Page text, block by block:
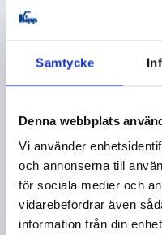
Samtycke
Denna webbplats
Vi använder
och annonserna till
för sociala medier och
vidarebefordrar även
information från din
RÄFFLAD KNAPP ST.0
SVARTGRÅ RAL7021,
GÄNGA=M3
MATERIAL